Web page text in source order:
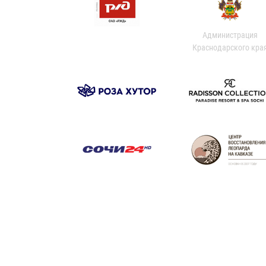
Администрация
Краснодарского